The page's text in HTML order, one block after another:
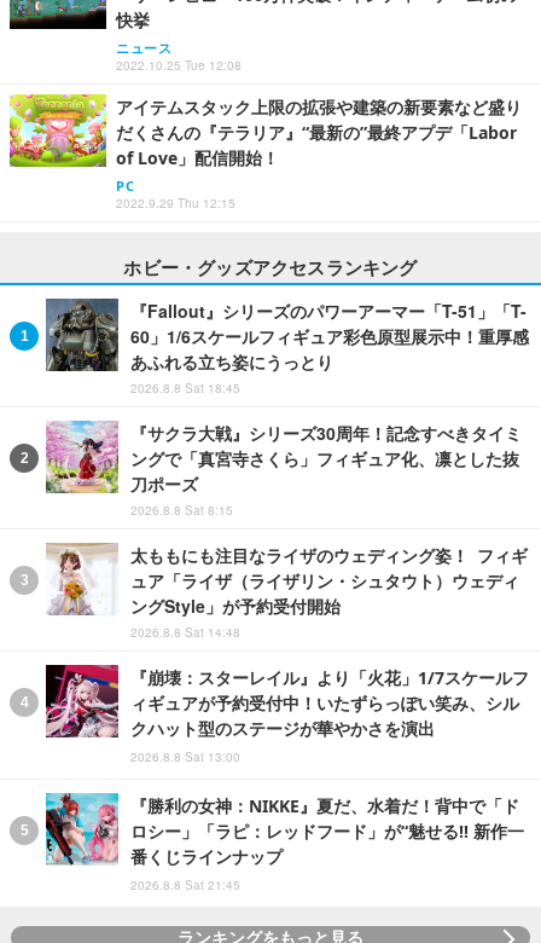
快挙
ニュース
2022.10.25 Tue 12:08
アイテムスタック上限の拡張や建築の新要素など盛り
だくさんの『テラリア』“最新の”最終アプデ「Labor
of Love」配信開始！
PC
2022.9.29 Thu 12:15
ホビー・グッズアクセスランキング
『Fallout』シリーズのパワーアーマー「T-51」「T-
60」1/6スケールフィギュア彩色原型展示中！重厚感
あふれる立ち姿にうっとり
2026.8.8 Sat 18:45
『サクラ大戦』シリーズ30周年！記念すべきタイミ
ングで「真宮寺さくら」フィギュア化、凛とした抜
刀ポーズ
2026.8.8 Sat 8:15
太ももにも注目なライザのウェディング姿！ フィギ
ュア「ライザ（ライザリン・シュタウト）ウェディ
ングStyle」が予約受付開始
2026.8.8 Sat 14:48
『崩壊：スターレイル』より「火花」1/7スケールフ
ィギュアが予約受付中！いたずらっぽい笑み、シル
クハット型のステージが華やかさを演出
2026.8.8 Sat 13:00
『勝利の女神：NIKKE』夏だ、水着だ！背中で「ド
ロシー」「ラピ：レッドフード」が“魅せる!! 新作一
番くじラインナップ
2026.8.8 Sat 21:45
ランキングをもっと見る